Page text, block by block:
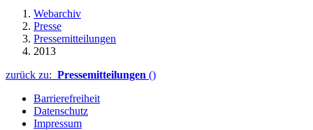
Webarchiv
Presse
Pressemitteilungen
2013
zurück zu: Pressemitteilungen ()
Barrierefreiheit
Datenschutz
Impressum